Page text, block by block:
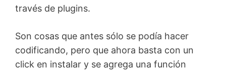
través de plugins.
Son cosas que antes sólo se podía hacer
codificando, pero que ahora basta con un
click en instalar y se agrega una función